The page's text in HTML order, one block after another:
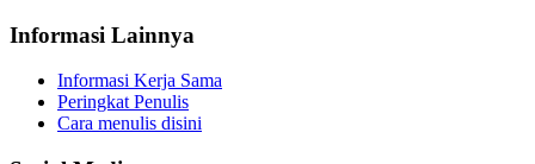
Informasi Lainnya
Informasi Kerja Sama
Peringkat Penulis
Cara menulis disini